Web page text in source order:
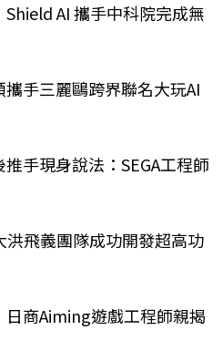
AI 攜手中科院完成無
手三麗鷗跨界聯名大玩AI
手現身說法：SEGA工程師
洪飛義團隊成功開發超高功
商Aiming遊戲工程師親揭